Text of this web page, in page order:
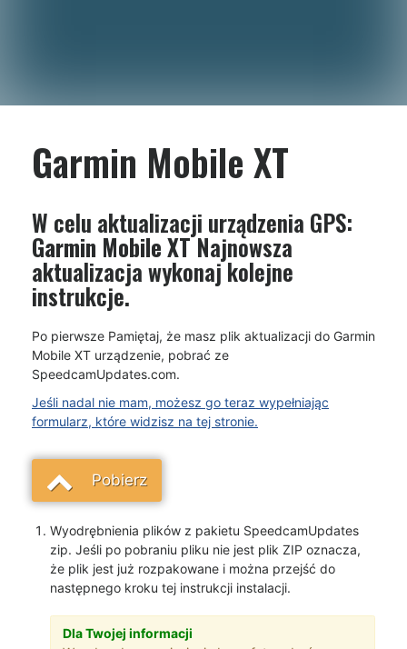
Garmin Mobile XT
W celu aktualizacji urządzenia GPS:
Garmin Mobile XTNajnowsza
aktualizacja wykonaj kolejne
instrukcje.
Po pierwsze Pamiętaj, że masz plik aktualizacji do Garmin
Mobile XT urządzenie, pobrać ze
SpeedcamUpdates.com.
Jeśli nadal nie mam, możesz go teraz wypełniając
formularz, które widzisz na tej stronie.
Pobierz
Wyodrębnienia plików z pakietu SpeedcamUpdates
zip. Jeśli po pobraniu pliku nie jest plik ZIP oznacza,
że plik jest już rozpakowane i można przejść do
następnego kroku tej instrukcji instalacji.
Dla Twojej informacji